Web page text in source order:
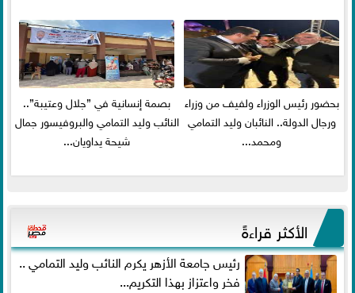
بحضور رئيس الوزراء ولفيف من وزراء
ورجال الدولة.. النائبان وليد التمامي
ومحمد...
بصمة إنسانية في ”جلال وعتيبة”..
النائب وليد التمامي والبروفيسور جمال
شيحة يداويان...
الأكثر قراءةً
رئيس جامعة الأزهر يكرم النائب وليد التمامي ..
فخر واعتزاز بهذا التكريم...